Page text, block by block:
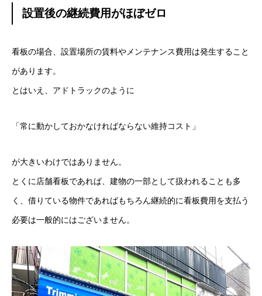
ウィンドウサイン
自立看板
特注ホワイトボード
アクリル看板
エアー看板オリジナル製作
看板デザイン制作
駐車場看板製作
設置後の継続費用がほぼゼロ
看板の場合、設置場所の賃料やメンテナンス費用は発生すること
があります。
とはいえ、アドトラックのように
「常に動かしておかなければならない維持コスト」
が大きいわけではありません。
とくに店舗看板であれば、建物の一部として扱われることも多
く、借りている物件であればもちろん継続的に看板費用を支払う
必要は一般的にはございません。